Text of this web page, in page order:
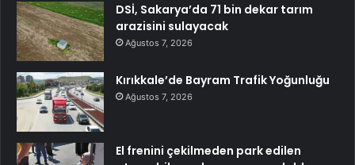
DSİ, Sakarya’da 71 bin dekar tarım
arazisini sulayacak
Ağustos 7, 2026
Kırıkkale’de Bayram Trafik Yoğunluğu
Ağustos 7, 2026
El frenini çekilmeden park edilen